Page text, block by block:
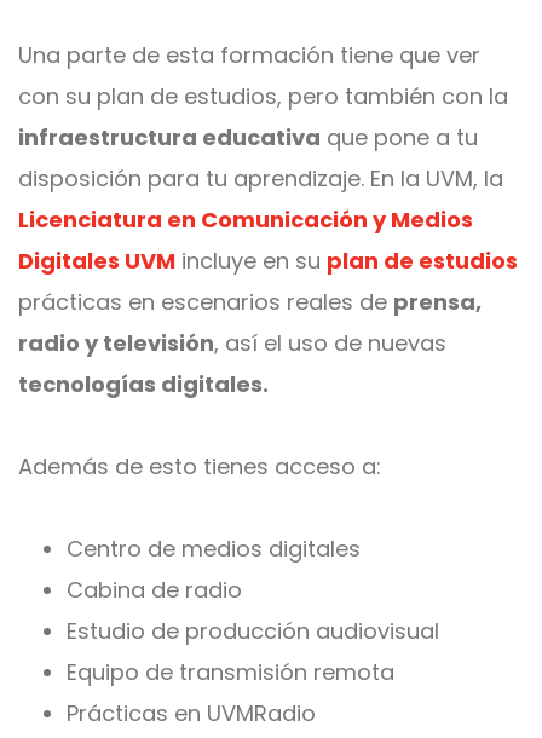
Una parte de esta formación tiene que ver
con su plan de estudios, pero también con la
infraestructura educativa que pone a tu
disposición para tu aprendizaje. En la UVM, la
Licenciatura en Comunicación y Medios
Digitales UVM incluye en su plan de estudios
prácticas en escenarios reales de prensa,
radio y televisión, así el uso de nuevas
tecnologías digitales.
Además de esto tienes acceso a:
Centro de medios digitales
Cabina de radio
Estudio de producción audiovisual
Equipo de transmisión remota
Prácticas en UVMRadio